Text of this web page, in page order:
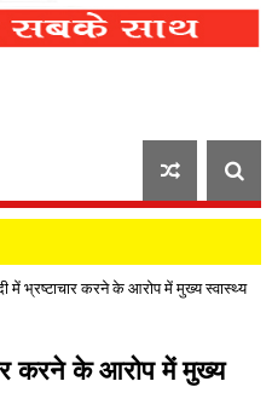
में भ्रष्टाचार करने के आरोप में मुख्य स्वास्थ्य
करने के आरोप में मुख्य